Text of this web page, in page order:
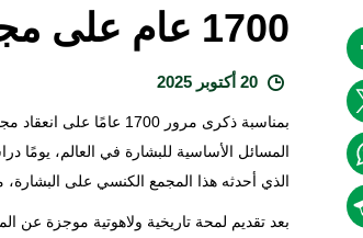
1700 عام على مجمع نيقية – يوم دراسات
20 أكتوبر 2025
بمناسبة ذكرى مرور
الذي أحدثه هذا المجمع الكنسي على البشارة،
بعد تقديم لمحة تاريخية ولاهوتية موجزة عن